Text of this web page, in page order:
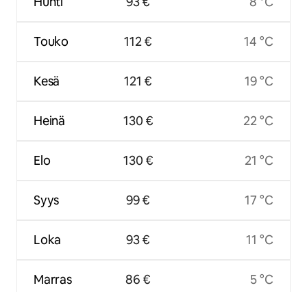
Touko
Kesä
Heinä
Elo
Syys
Loka
Marras
112 €
121 €
130 €
130 €
99 €
93 €
86 €
14 °C
19 °C
22 °C
21 °C
17 °C
11 °C
5 °C